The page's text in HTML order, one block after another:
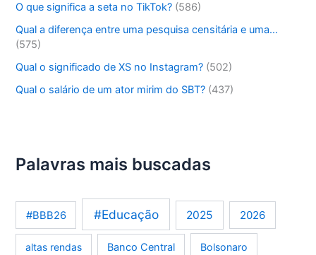
O que significa a seta no TikTok? (586)
Qual a diferença entre uma pesquisa censitária e uma…
(575)
Qual o significado de XS no Instagram? (502)
Qual o salário de um ator mirim do SBT? (437)
Palavras mais buscadas
#BBB26 #Educação 2025 2026
altas rendas Banco Central Bolsonaro